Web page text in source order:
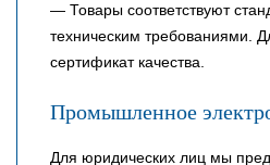
— Товары соответствуют
техническим требованиями.
сертификат качества.
Промышленное
Для юридических лиц мы